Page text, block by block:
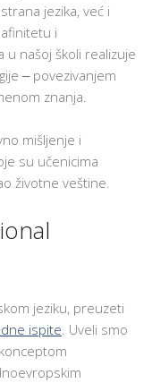
jezika, već i
i
našoj školi realizuje
‒ povezivanjem
znanja.
mišljenje i
su učenicima
životne veštine.
jeziku, preuzeti
ispite . Uveli smo